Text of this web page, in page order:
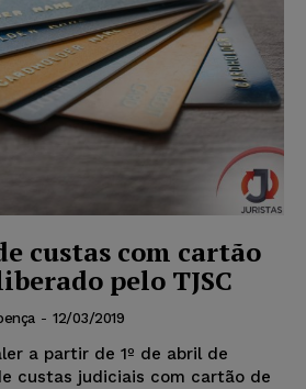
custas com cartão
pelo TJSC
- 12/03/2019
a partir de 1º de abril de
custas judiciais com cartão de